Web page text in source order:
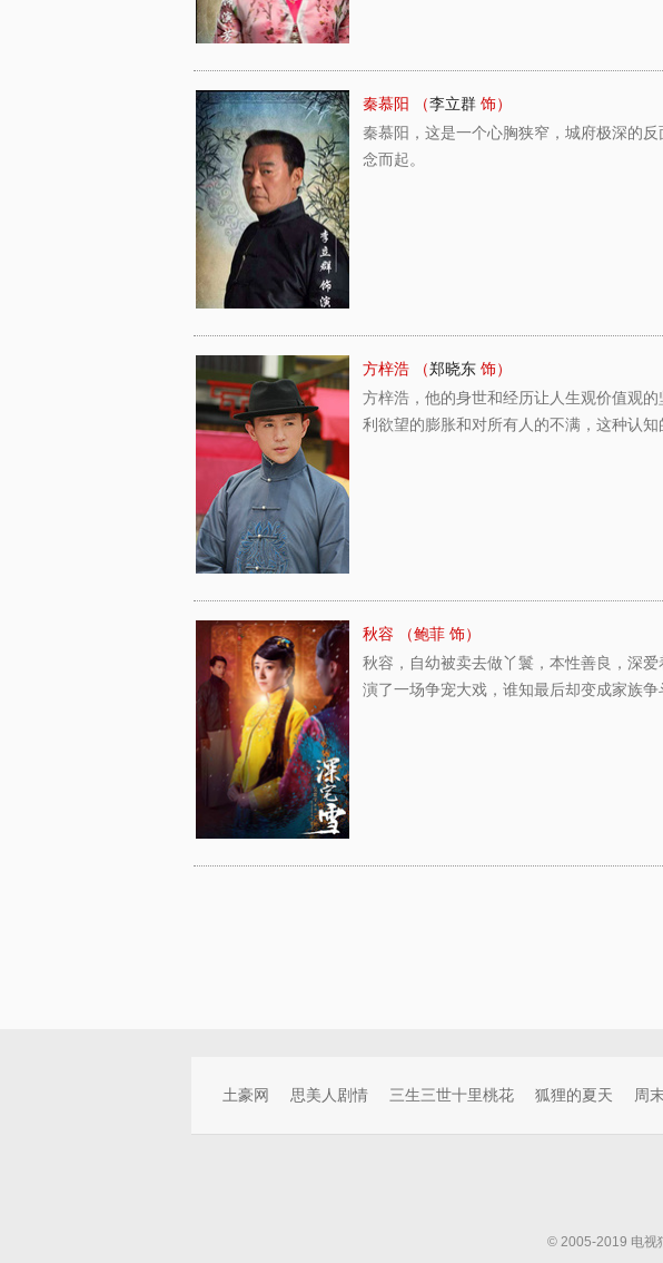
秦慕阳 （李立群 饰）
秦慕阳，这是一个心胸狭窄，城府极深的
念而起。
方梓浩 （郑晓东 饰）
方梓浩，他的身世和经历让人生观价值观
利欲望的膨胀和对所有人的不满，这种认知
秋容 （鲍菲 饰）
秋容，自幼被卖去做丫鬟，本性善良，深
演了一场争宠大戏，谁知最后却变成家族争
土豪网 思美人剧情 三生三世十里桃花 狐狸的夏天 周
© 2005-2019 电视